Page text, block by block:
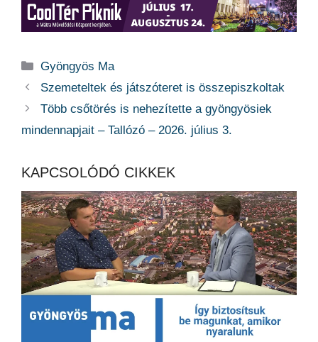
Kategória
Gyöngyös Ma
Szemeteltek és játszóteret is összepiszkoltak
Több csőtörés is nehezítette a gyöngyösiek
mindennapjait – Tallózó – 2026. július 3.
KAPCSOLÓDÓ CIKKEK